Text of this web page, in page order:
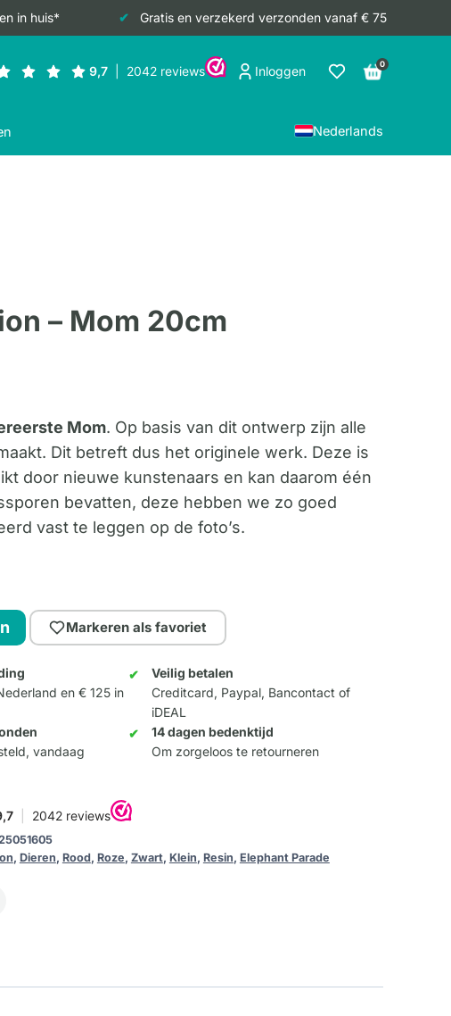
in huis* Gratis en verzekerd verzonden vanaf € 75
Inloggen 0
Nederlands
– Mom 20cm
Mom. Op basis van dit ontwerp zijn alle
Dit betreft dus het originele werk. Deze is
door nieuwe kunstenaars en kan daarom één
bevatten, deze hebben we zo goed
vast te leggen op de foto’s.
Markeren als favoriet
en € 125 in
Veilig betalen
Creditcard, Paypal, Bancontact of
iDEAL
vandaag
14 dagen bedenktijd
Om zorgeloos te retourneren
, Dieren, Rood, Roze, Zwart, Klein, Resin, Elephant Parade